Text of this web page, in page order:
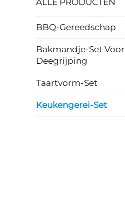
BBQ-Gereedschap
Bakmandje-Set Voor
Deegrijping
Taartvorm-Set
Keukengerei-Set